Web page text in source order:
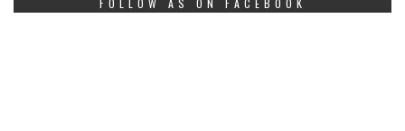
FOLLOW AS ON FACEBOOK